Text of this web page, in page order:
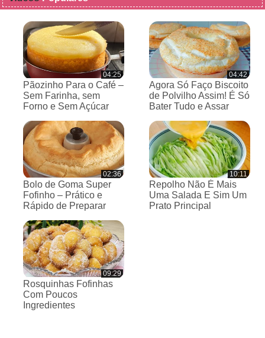
04:25
Pãozinho Para o Café –
Sem Farinha, sem
Forno e Sem Açúcar
04:42
Agora Só Faço Biscoito
de Polvilho Assim! É Só
Bater Tudo e Assar
02:36
Bolo de Goma Super
Fofinho – Prático e
Rápido de Preparar
10:11
Repolho Não É Mais
Uma Salada E Sim Um
Prato Principal
09:29
Rosquinhas Fofinhas
Com Poucos
Ingredientes